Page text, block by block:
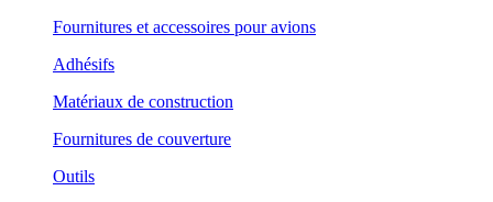
Fournitures et accessoires pour avions
Adhésifs
Matériaux de construction
Fournitures de couverture
Outils